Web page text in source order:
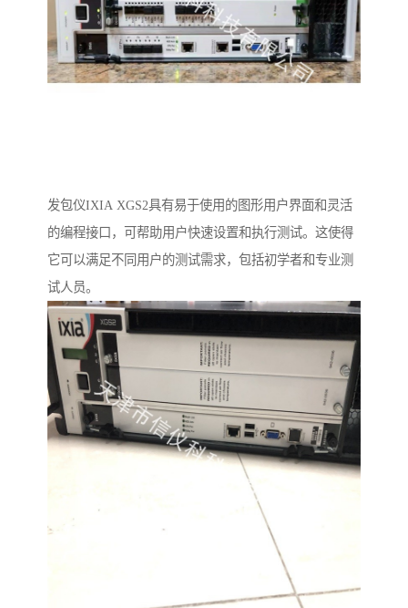
发包仪IXIA XGS2具有易于使用的图形用户界面和灵活
的编程接口，可帮助用户快速设置和执行测试。这使得
它可以满足不同用户的测试需求，包括初学者和专业测
试人员。